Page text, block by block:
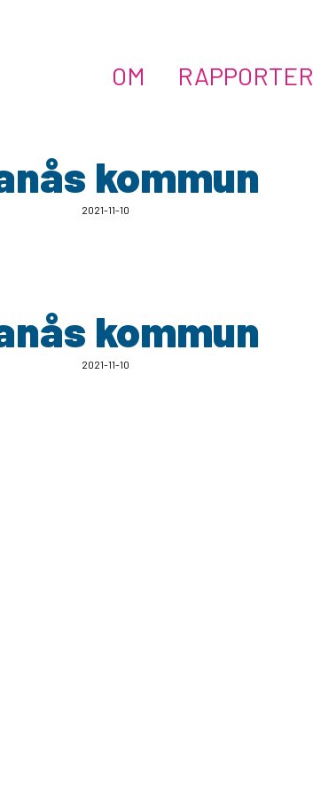
OM RAPPORTER
kommun
2021-11-10
kommun
2021-11-10